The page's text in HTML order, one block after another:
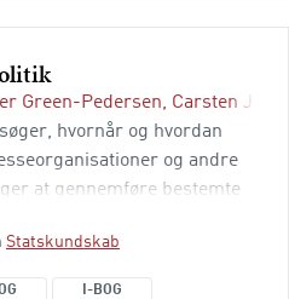
Green-Pedersen, Carsten
hvornår og hvordan
og andre
at gennemføre bestemte
kræver et solidt overblik
Statskundskab
I-BOG